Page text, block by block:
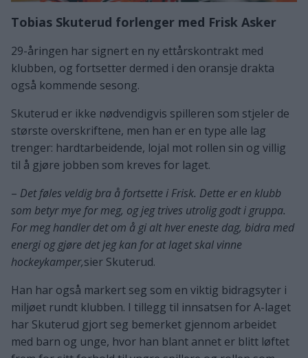
Tobias Skuterud forlenger med Frisk Asker
29-åringen har signert en ny ettårskontrakt med
klubben, og fortsetter dermed i den oransje drakta
også kommende sesong.
Skuterud er ikke nødvendigvis spilleren som stjeler de
største overskriftene, men han er en type alle lag
trenger: hardtarbeidende, lojal mot rollen sin og villig
til å gjøre jobben som kreves for laget.
– Det føles veldig bra å fortsette i Frisk. Dette er en klubb
som betyr mye for meg, og jeg trives utrolig godt i gruppa.
For meg handler det om å gi alt hver eneste dag, bidra med
energi og gjøre det jeg kan for at laget skal vinne
hockeykamper,sier Skuterud.
Han har også markert seg som en viktig bidragsyter i
miljøet rundt klubben. I tillegg til innsatsen for A-laget
har Skuterud gjort seg bemerket gjennom arbeidet
med barn og unge, hvor han blant annet er blitt løftet